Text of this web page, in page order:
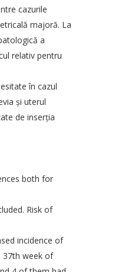
cazurile
majoră. La
a
relativ pentru
în cazul
şi uterul
de inserţia
both for
Risk of
incidence of
37th week of
of